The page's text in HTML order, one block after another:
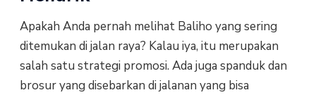
Apakah Anda pernah melihat Baliho yang sering
ditemukan di jalan raya? Kalau iya, itu merupakan
salah satu strategi promosi. Ada juga spanduk dan
brosur yang disebarkan di jalanan yang bisa